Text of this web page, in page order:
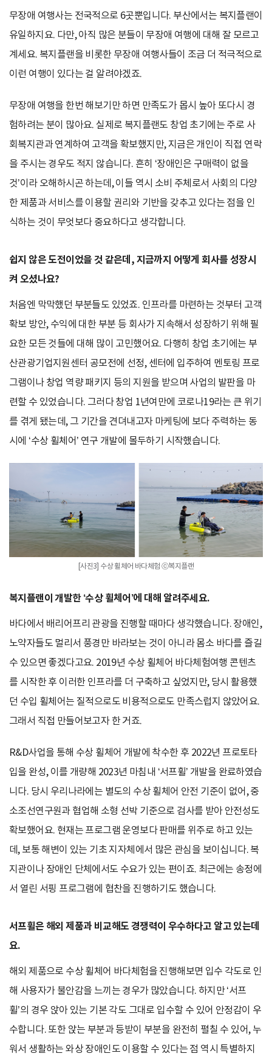
무장애 여행사는 전국적으로 6곳뿐입니다. 부산에서는 복지플랜이
유일하지요. 다만, 아직 많은 분들이 무장애 여행에 대해 잘 모르고
계세요. 복지플랜을 비롯한 무장애 여행사들이 조금 더 적극적으로
이런 여행이 있다는 걸 알려야겠죠.
무장애 여행을 한번 해보기만 하면 만족도가 몹시 높아 또다시 경
험하려는 분이 많아요. 실제로 복지플랜도 창업 초기에는 주로 사
회복지관과 연계하여 고객을 확보했지만, 지금은 개인이 직접 연락
을 주시는 경우도 적지 않습니다. 흔히 ‘장애인은 구매력이 없을
것’이라 오해하시곤 하는데, 이들 역시 소비 주체로서 사회의 다양
한 제품과 서비스를 이용할 권리와 기반을 갖추고 있다는 점을 인
식하는 것이 무엇보다 중요하다고 생각합니다.
쉽지 않은 도전이었을 것 같은데, 지금까지 어떻게 회사를 성장시
켜 오셨나요?
처음엔 막막했던 부분들도 있었죠. 인프라를 마련하는 것부터 고객
확보 방안, 수익에 대한 부분 등 회사가 지속해서 성장하기 위해 필
요한 모든 것들에 대해 많이 고민했어요. 다행히 창업 초기에는 부
산관광기업지원센터 공모전에 선정, 센터에 입주하여 멘토링 프로
그램이나 창업 역량 패키지 등의 지원을 받으며 사업의 발판을 마
련할 수 있었습니다. 그러다 창업 1년여만에 코로나19라는 큰 위기
를 겪게 됐는데, 그 기간을 견뎌내고자 마케팅에 보다 주력하는 동
시에 ‘수상 휠체어’ 연구 개발에 몰두하기 시작했습니다.
[사진3] 수상 휠체어 바다체험 ⓒ복지플랜
복지플랜이 개발한 ‘수상 휠체어’에 대해 알려주세요.
바다에서 배리어프리 관광을 진행할 때마다 생각했습니다. 장애인,
노약자들도 멀리서 풍경만 바라보는 것이 아니라 몸소 바다를 즐길
수 있으면 좋겠다고요. 2019년 수상 휠체어 바다체험여행 콘텐츠
를 시작한 후 이러한 인프라를 더 구축하고 싶었지만, 당시 활용했
던 수입 휠체어는 질적으로도 비용적으로도 만족스럽지 않았어요.
그래서 직접 만들어보고자 한 거죠.
R&D사업을 통해 수상 휠체어 개발에 착수한 후 2022년 프로토타
입을 완성, 이를 개량해 2023년 마침내 ‘서프휠’ 개발을 완료하였습
니다. 당시 우리나라에는 별도의 수상 휠체어 안전 기준이 없어, 중
소조선연구원과 협업해 소형 선박 기준으로 검사를 받아 안전성도
확보했어요. 현재는 프로그램 운영보다 판매를 위주로 하고 있는
데, 보통 해변이 있는 기초 지자체에서 많은 관심을 보이십니다. 복
지관이나 장애인 단체에서도 수요가 있는 편이죠. 최근에는 송정에
서 열린 서핑 프로그램에 협찬을 진행하기도 했습니다.
서프휠은 해외 제품과 비교해도 경쟁력이 우수하다고 알고 있는데
요.
해외 제품으로 수상 휠체어 바다체험을 진행해보면 입수 각도로 인
해 사용자가 불안감을 느끼는 경우가 많았습니다. 하지만 ‘서프
휠’의 경우 앉아 있는 기본 각도 그대로 입수할 수 있어 안정감이 우
수합니다. 또한 앉는 부분과 등받이 부분을 완전히 펼칠 수 있어, 누
워서 생활하는 와상 장애인도 이용할 수 있다는 점 역시 특별하지